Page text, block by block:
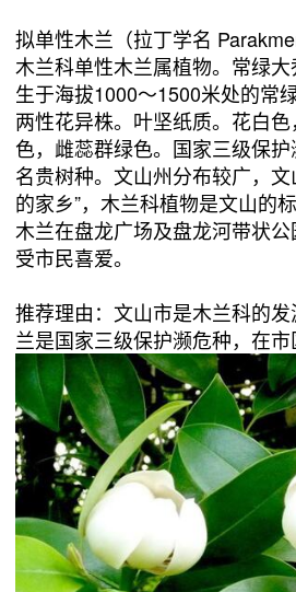
拟单性木兰（拉丁学名
木兰科单性木兰属植物。常绿
生于海拔1000～1500米处的常
两性花异株。叶坚纸质。花白
色，雌蕊群绿色。国家三级保
名贵树种。文山州分布较广，
的家乡”，木兰科植物是文山的
木兰在盘龙广场及盘龙河带状
受市民喜爱。
推荐理由：文山市是木兰科的
兰是国家三级保护濒危种，在市